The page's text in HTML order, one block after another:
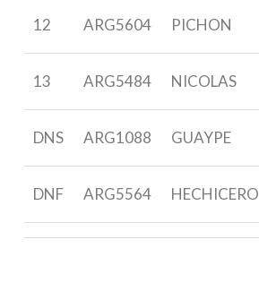
12 ARG5604 PICHON
13 ARG5484 NICOLAS
DNS ARG1088 GUAYPE
DNF ARG5564 HECHICERO